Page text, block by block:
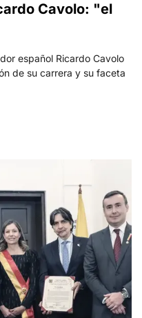
Cavolo: "el
español Ricardo Cavolo
de su carrera y su faceta